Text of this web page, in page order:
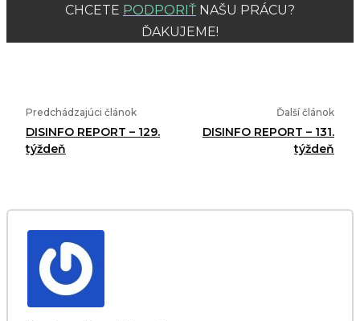
CHCETE PODPORIŤ NAŠU PRÁCU?
ĎAKUJEME!
Predchádzajúci článok
DISINFO REPORT – 129.
týždeň
Ďalší článok
DISINFO REPORT – 131.
týždeň